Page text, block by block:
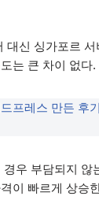
대신 싱가포르
는 큰 차이 없다.
프레스 만든 후
경우 부담되지 않
이 빠르게 상승